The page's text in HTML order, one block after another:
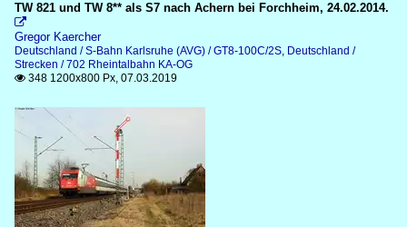
TW 821 und TW 8** als S7 nach Achern bei Forchheim, 24.02.2014.

Gregor Kaercher
Deutschland / S-Bahn Karlsruhe (AVG) / GT8-100C/2S, Deutschland /
Strecken / 702 Rheintalbahn KA-OG
 348 1200x800 Px, 07.03.2019